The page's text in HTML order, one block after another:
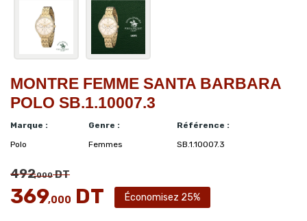
MONTRE FEMME SANTA BARBARA
POLO SB.1.10007.3
Marque :
Polo
Genre :
Femmes
Référence :
SB.1.10007.3
492,000DT
369,000 DT Économisez 25%